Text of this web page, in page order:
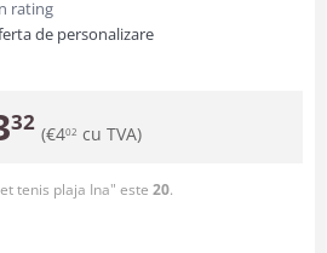
rating
de personalizare
32 (€402 cu TVA)
tenis plaja Ina" este 20.